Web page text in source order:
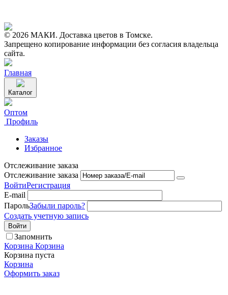
© 2026 МАКИ. Доставка цветов в Томске.
Запрещено копирование информации без согласия владельца
сайта.
Главная
Каталог
Оптом
Профиль
Заказы
Избранное
Отслеживание заказа
Отслеживание заказа
ВойтиРегистрация
E-mail
ПарольЗабыли пароль?
Создать учетную запись
Войти
Запомнить
Корзина Корзина
Корзина пуста
Корзина
Оформить заказ